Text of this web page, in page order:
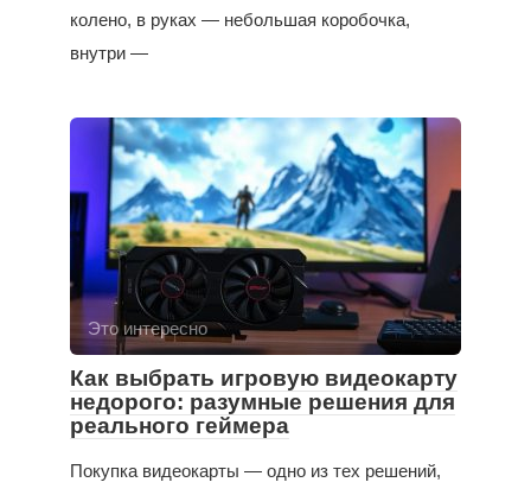
колено, в руках — небольшая коробочка,
внутри —
Это интересно
Как выбрать игровую видеокарту
недорого: разумные решения для
реального геймера
Покупка видеокарты — одно из тех решений,